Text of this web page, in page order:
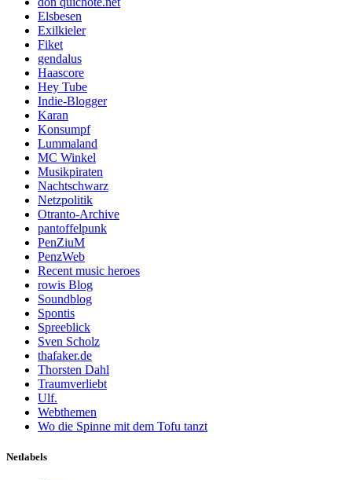
Elsbesen
Exilkieler
Fiket
gendalus
Haascore
Hey Tube
Indie-Blogger
Karan
Konsumpf
Lummaland
MC Winkel
Musikpiraten
Nachtschwarz
Netzpolitik
Otranto-Archive
pantoffelpunk
PenZiuM
PenzWeb
Recent music heroes
rowis Blog
Soundblog
Spontis
Spreeblick
Sven Scholz
thafaker.de
Thorsten Dahl
Traumverliebt
Ulf.
Webthemen
Wo die Spinne mit dem Tofu tanzt
Netlabels